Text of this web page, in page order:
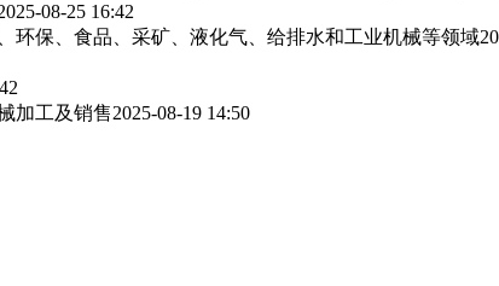
08-25 16:42
环保、食品、采矿、液化气、给排水和工业机械等领域
加工及销售2025-08-19 14:50